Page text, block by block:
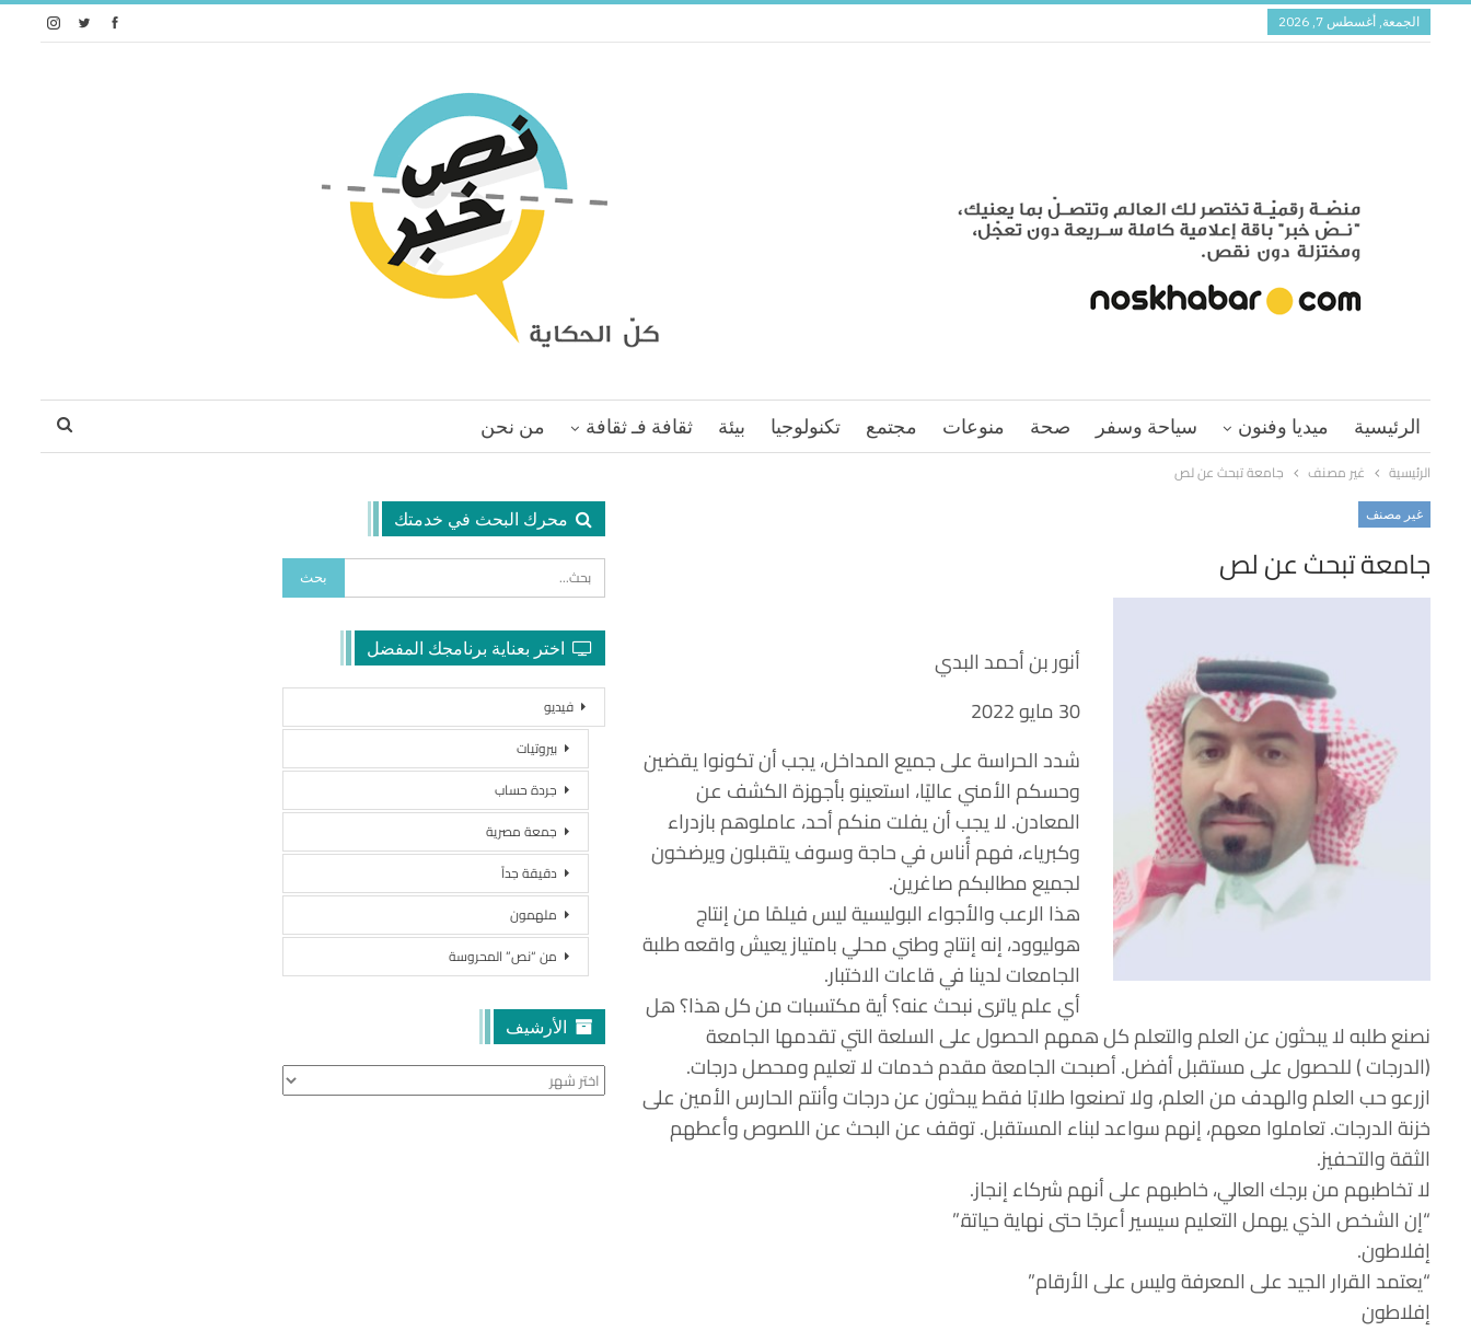
الجمعة, أغسطس 7, 2026
الرئيسية ميديا وفنون سياحة وسفر صحة منوعات مجتمع تكنولوجيا بيئة ثقافة فـ ثقافة
من نحن
الرئيسية
غير مصنف جامعة تبحث عن لص
غير مصنف
جامعة تبحث عن لص
أنور بن أحمد البدي
30 مايو 2022
شدد الحراسة على جميع المداخل، يجب أن تكونوا يقضين
وحسكم الأمني عاليًا، استعينو بأجهزة الكشف عن
المعادن. لا يجب أن يفلت منكم أحد، عاملوهم بازدراء
وكبرياء، فهم أُناس في حاجة وسوف يتقبلون ويرضخون
لجميع مطالبكم صاغرين.
هذا الرعب والأجواء البوليسية ليس فيلمًا من إنتاج
هوليوود، إنه إنتاج وطني محلي بامتياز يعيش واقعه طلبة
الجامعات لدينا في قاعات الاختبار.
أي علم ياترى نبحث عنه؟ أية مكتسبات من كل هذا؟ هل
نصنع طلبه لا يبحثون عن العلم والتعلم كل همهم الحصول على السلعة التي تقدمها الجامعة
(الدرجات ) للحصول على مستقبل أفضل. أصبحت الجامعة مقدم خدمات لا تعليم ومحصل درجات.
ازرعو حب العلم والهدف من العلم، ولا تصنعوا طلابًا فقط يبحثون عن درجات وأنتم الحارس الأمين على
خزنة الدرجات. تعاملوا معهم، إنهم سواعد لبناء المستقبل. توقف عن البحث عن اللصوص وأعطهم
الثقة والتحفيز.
لا تخاطبهم من برجك العالي، خاطبهم على أنهم شركاء إنجاز.
“إن الشخص الذي يهمل التعليم سيسير أعرجًا حتى نهاية حياتة.”
إفلاطون.
“يعتمد القرار الجيد على المعرفة وليس على الأرقام”
إفلاطون
محرك البحث في خدمتك
اختر بعناية برنامجك المفضل
فيديو
بيروتيات
جردة حساب
جمعة مصرية
دقيقة جداً
ملهمون
من “نص” المحروسة
الأرشيف
الأرشيف